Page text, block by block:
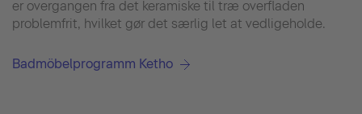
er overgangen fra det keramiske til træ overfladen
problemfrit, hvilket gør det særlig let at vedligeholde.
Badmöbelprogramm Ketho